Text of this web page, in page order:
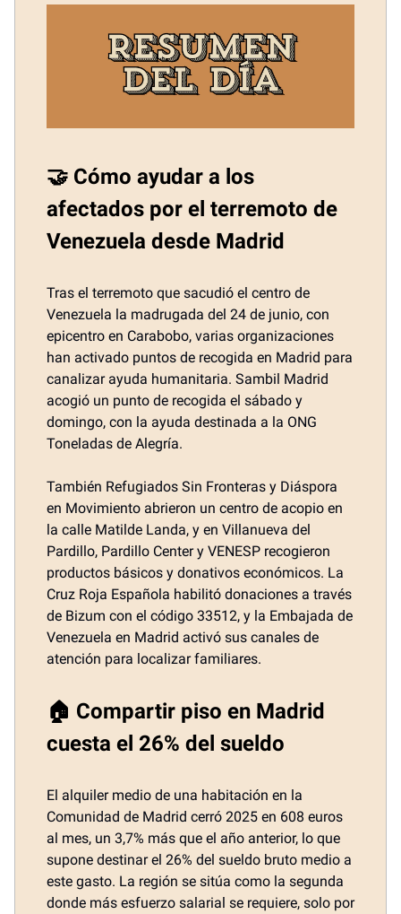
🤝 Cómo ayudar a los
afectados por el terremoto de
Venezuela desde Madrid
Tras el terremoto que sacudió el centro de
Venezuela la madrugada del 24 de junio, con
epicentro en Carabobo, varias organizaciones
han activado puntos de recogida en Madrid para
canalizar ayuda humanitaria. Sambil Madrid
acogió un punto de recogida el sábado y
domingo, con la ayuda destinada a la ONG
Toneladas de Alegría.
También Refugiados Sin Fronteras y Diáspora
en Movimiento abrieron un centro de acopio en
la calle Matilde Landa, y en Villanueva del
Pardillo, Pardillo Center y VENESP recogieron
productos básicos y donativos económicos. La
Cruz Roja Española habilitó donaciones a través
de Bizum con el código 33512, y la Embajada de
Venezuela en Madrid activó sus canales de
atención para localizar familiares.
🏠 Compartir piso en Madrid
cuesta el 26% del sueldo
El alquiler medio de una habitación en la
Comunidad de Madrid cerró 2025 en 608 euros
al mes, un 3,7% más que el año anterior, lo que
supone destinar el 26% del sueldo bruto medio a
este gasto. La región se sitúa como la segunda
donde más esfuerzo salarial se requiere, solo por